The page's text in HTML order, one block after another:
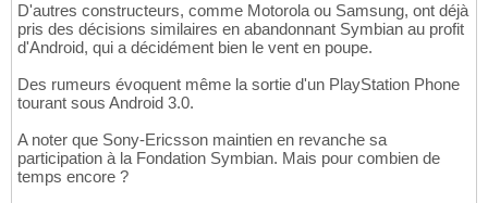
D'autres constructeurs, comme Motorola ou Samsung, ont déjà
pris des décisions similaires en abandonnant Symbian au profit
d'Android, qui a décidément bien le vent en poupe.
Des rumeurs évoquent même la sortie d'un PlayStation Phone
tourant sous Android 3.0.
A noter que Sony-Ericsson maintien en revanche sa
participation à la Fondation Symbian. Mais pour combien de
temps encore ?